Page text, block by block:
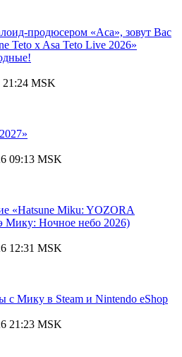
продюсером «Аса», зовут Вас
Teto x Asa Teto Live 2026»
MSK
09:13 MSK
«Hatsune Miku: YOZORA
Мику: Ночное небо 2026)
12:31 MSK
с Мику в Steam и Nintendo eShop
21:23 MSK